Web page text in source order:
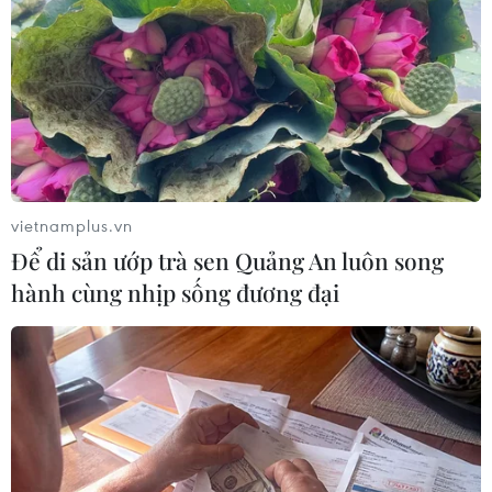
xúc tiến thương mại, kết nối, thâm nhập các
chuỗi phân phối tại Ấn Độ.
Thương vụ Đại sứ quán Việt Nam tại Ấn Độ sẽ
đồng hành cùng VICOFA và các doanh nghiệp
Việt Nam trong quá trình này./.
vietnamplus.vn
Để di sản ướp trà sen Quảng An luôn song
hành cùng nhịp sống đương đại